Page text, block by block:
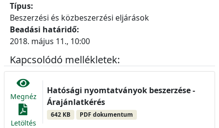
Típus:
Beszerzési és közbeszerzési eljárások
Beadási határidő:
2018. május 11., 10:00
Kapcsolódó mellékletek:
Megnéz
Letöltés
Hatósági nyomtatványok beszerzése -
Árajánlatkérés
642 KB PDF dokumentum